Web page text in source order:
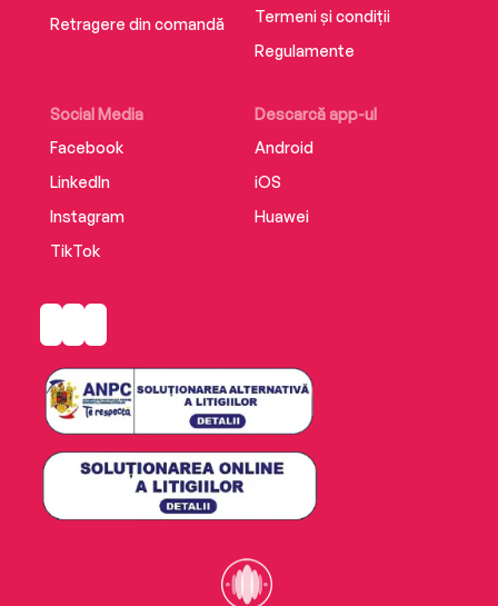
Retragere din comandă
Social Media
Facebook
LinkedIn
Instagram
TikTok
Descarcă app-ul
Android
iOS
Huawei
Termeni și condiții
Regulamente